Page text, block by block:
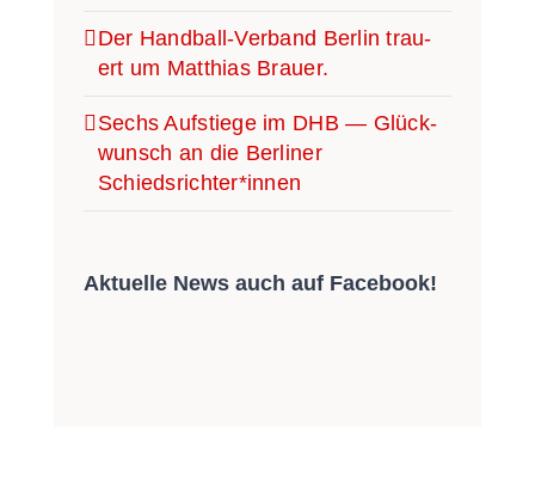
Der Han­­d­­­ball-Ver­­­­­band Ber­lin trau­
ert um Mat­thi­as Brauer.
Sechs Auf­stie­ge im DHB — Glück­
wunsch an die Ber­li­ner
Schiedsrichter*innen
Aktu­el­le News auch auf Facebook!